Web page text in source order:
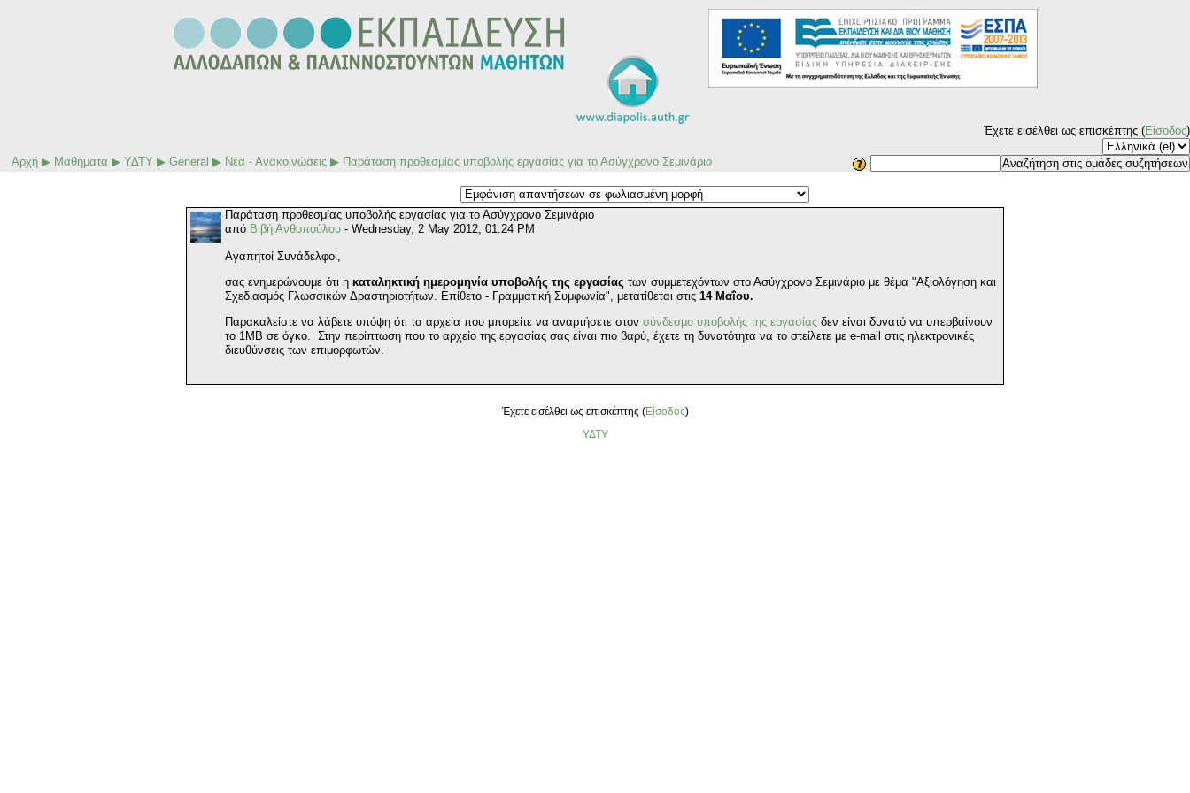
Έχετε εισέλθει ως επισκέπτης (Είσοδος)
Αρχή ▶ Μαθήματα ▶ ΥΔΤΥ ▶ General ▶ Νέα - Ανακοινώσεις ▶ Παράταση προθεσμίας υποβολής εργασίας για το Ασύγχρονο Σεμινάριο
Παράταση προθεσμίας υποβολής εργασίας για το Ασύγχρονο Σεμινάριο
από Βιβή Ανθοπούλου - Wednesday, 2 May 2012, 01:24 PM
Αγαπητοί Συνάδελφοι,
σας ενημερώνουμε ότι η καταληκτική ημερομηνία υποβολής της εργασίας των συμμετεχόντων στο Ασύγχρονο Σεμινάριο με θέμα "Αξιολόγηση και
Σχεδιασμός Γλωσσικών Δραστηριοτήτων. Επίθετο - Γραμματική Συμφωνία", μετατίθεται στις 14 Μαΐου.
Παρακαλείστε να λάβετε υπόψη ότι τα αρχεία που μπορείτε να αναρτήσετε στον σύνδεσμο υποβολής της εργασίας δεν είναι δυνατό να υπερβαίνουν
το 1ΜΒ σε όγκο. Στην περίπτωση που το αρχείο της εργασίας σας είναι πιο βαρύ, έχετε τη δυνατότητα να το στείλετε με e-mail στις ηλεκτρονικές
διευθύνσεις των επιμορφωτών.
Έχετε εισέλθει ως επισκέπτης (Είσοδος)
ΥΔΤΥ